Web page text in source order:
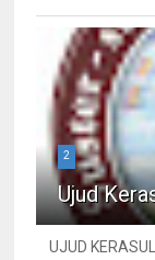
2
Ujud
UJUD